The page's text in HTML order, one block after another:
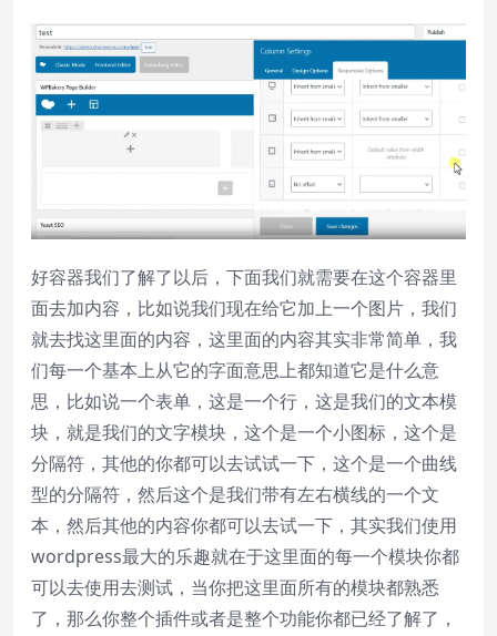
好容器我们了解了以后，下面我们就需要在这个容器里
面去加内容，比如说我们现在给它加上一个图片，我们
就去找这里面的内容，这里面的内容其实非常简单，我
们每一个基本上从它的字面意思上都知道它是什么意
思，比如说一个表单，这是一个行，这是我们的文本模
块，就是我们的文字模块，这个是一个小图标，这个是
分隔符，其他的你都可以去试试一下，这个是一个曲线
型的分隔符，然后这个是我们带有左右横线的一个文
本，然后其他的内容你都可以去试一下，其实我们使用
wordpress最大的乐趣就在于这里面的每一个模块你都
可以去使用去测试，当你把这里面所有的模块都熟悉
了，那么你整个插件或者是整个功能你都已经了解了，